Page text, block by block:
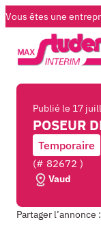
Vous êtes une
Publié le 17
POSEUR
Temporaire
(# 82672 )
Vaud
Partager l’annonce :